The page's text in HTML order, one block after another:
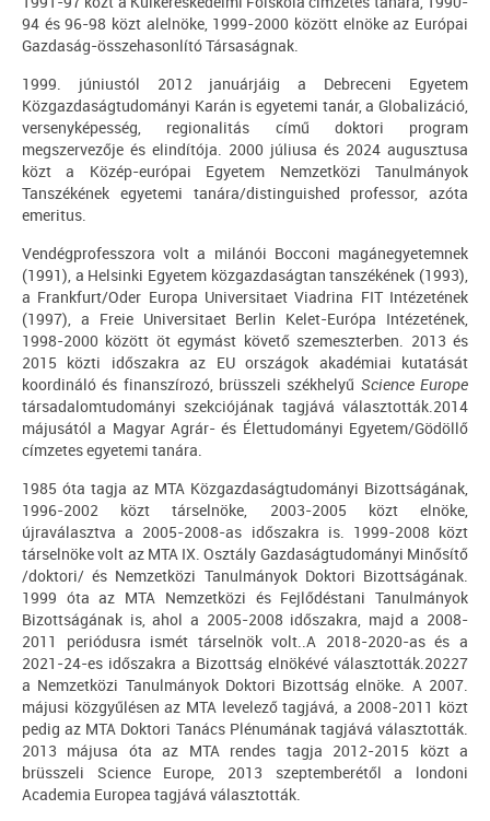
94 és 96-98 közt alelnöke, 1999-2000 között elnöke az Európai
Gazdaság-összehasonlító Társaságnak.
1999. júniustól 2012 januárjáig a Debreceni Egyetem
Közgazdaságtudományi Karán is egyetemi tanár, a Globalizáció,
versenyképesség, regionalitás című doktori program
megszervezője és elindítója. 2000 júliusa és 2024 augusztusa
közt a Közép-európai Egyetem Nemzetközi Tanulmányok
Tanszékének egyetemi tanára/distinguished professor, azóta
emeritus.
Vendégprofesszora volt a milánói Bocconi magánegyetemnek
(1991), a Helsinki Egyetem közgazdaságtan tanszékének (1993),
a Frankfurt/Oder Europa Universitaet Viadrina FIT Intézetének
(1997), a Freie Universitaet Berlin Kelet-Európa Intézetének,
1998-2000 között öt egymást követő szemeszterben. 2013 és
2015 közti időszakra az EU országok akadémiai kutatását
koordináló és finanszírozó, brüsszeli székhelyű Science Europe
társadalomtudományi szekciójának tagjává választották.2014
májusától a Magyar Agrár- és Élettudományi Egyetem/Gödöllő
címzetes egyetemi tanára.
1985 óta tagja az MTA Közgazdaságtudományi Bizottságának,
1996-2002 közt társelnöke, 2003-2005 közt elnöke,
újraválasztva a 2005-2008-as időszakra is. 1999-2008 közt
társelnöke volt az MTA IX. Osztály Gazdaságtudományi Minősítő
/doktori/ és Nemzetközi Tanulmányok Doktori Bizottságának.
1999 óta az MTA Nemzetközi és Fejlődéstani Tanulmányok
Bizottságának is, ahol a 2005-2008 időszakra, majd a 2008-
2011 periódusra ismét társelnök volt..A 2018-2020-as és a
2021-24-es időszakra a Bizottság elnökévé választották.20227
a Nemzetközi Tanulmányok Doktori Bizottság elnöke. A 2007.
májusi közgyűlésen az MTA levelező tagjává, a 2008-2011 közt
pedig az MTA Doktori Tanács Plénumának tagjává választották.
2013 májusa óta az MTA rendes tagja 2012-2015 közt a
brüsszeli Science Europe, 2013 szeptemberétől a londoni
Academia Europea tagjává választották.